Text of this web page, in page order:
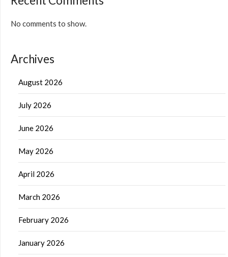
No comments to show.
Archives
August 2026
July 2026
June 2026
May 2026
April 2026
March 2026
February 2026
January 2026